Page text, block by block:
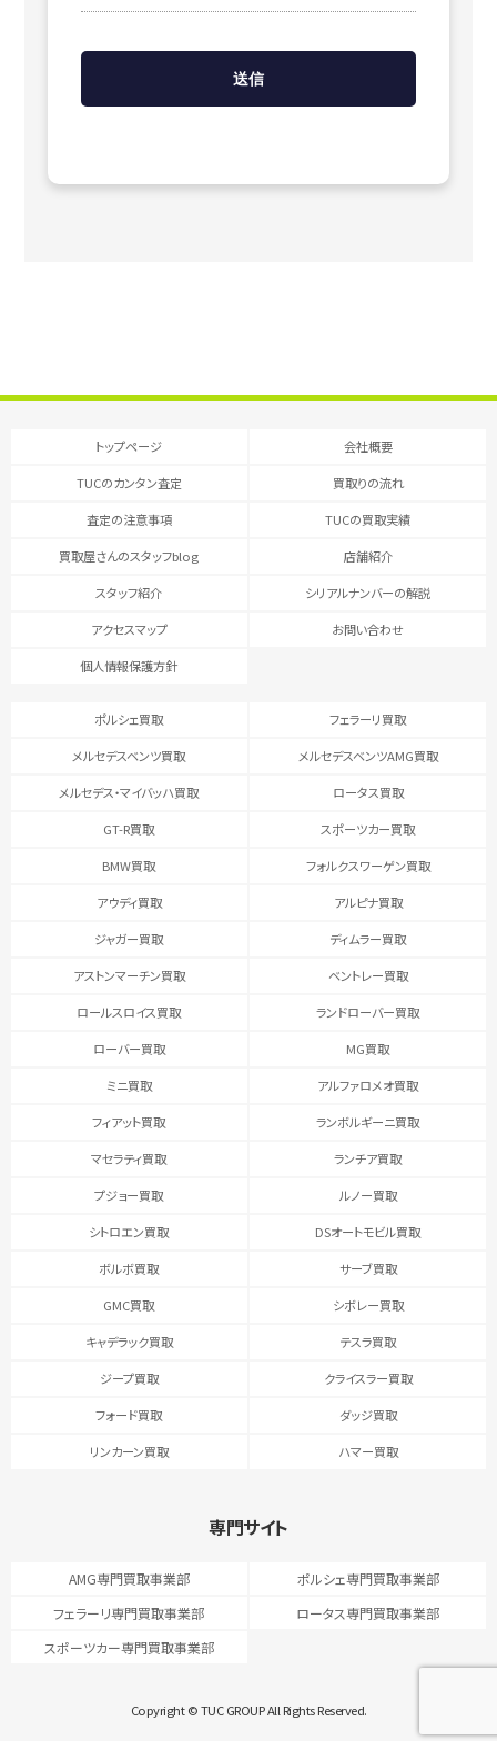
トップページ 会社概要
TUCのカンタン査定 買取りの流れ
査定の注意事項 TUCの買取実績
買取屋さんのスタッフblog 店舗紹介
スタッフ紹介 シリアルナンバーの解説
アクセスマップ お問い合わせ
個人情報保護方針
ポルシェ買取 フェラーリ買取
メルセデスベンツ買取 メルセデスベンツAMG買取
メルセデス・マイバッハ買取 ロータス買取
GT-R買取 スポーツカー買取
BMW買取 フォルクスワーゲン買取
アウディ買取 アルピナ買取
ジャガー買取 ディムラー買取
アストンマーチン買取 ベントレー買取
ロールスロイス買取 ランドローバー買取
ローバー買取 MG買取
ミニ買取 アルファロメオ買取
フィアット買取 ランボルギーニ買取
マセラティ買取 ランチア買取
プジョー買取 ルノー買取
シトロエン買取 DSオートモビル買取
ボルボ買取 サーブ買取
GMC買取 シボレー買取
キャデラック買取 テスラ買取
ジープ買取 クライスラー買取
フォード買取 ダッジ買取
リンカーン買取 ハマー買取
専門サイト
AMG専門買取事業部
ポルシェ専門買取事業部
フェラーリ専門買取事業部
ロータス専門買取事業部
スポーツカー専門買取事業部
Copyright © TUC GROUP All Rights Reserved.